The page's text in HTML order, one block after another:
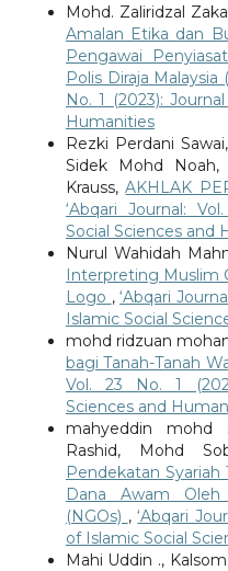
Mohd. Zaliridzal
Amalan Etika dan
Pengawai
Polis Diraja Malaysia
No. 1 (2023):
Humanities
Rezki Perdani
Sidek Mohd Noah,
Krauss,AKHLAK
‘Abqari Journal:
Social Sciences and
Nurul Wahidah
Interpreting Muslim
Logo ,‘Abqari
Islamic Social
mohd ridzuan
bagi Tanah-Tanah
Vol. 23 No. 1
Sciences and
mahyeddin mohd
Rashid, Mohd
Pendekatan
Dana Awam Oleh
(NGOs) ,‘Abqari
of Islamic Social
Mahi Uddin .,